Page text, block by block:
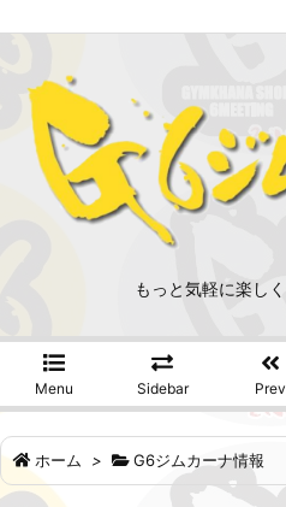
もっと気軽に楽し
Menu Sidebar Prev
ホーム > G6ジムカーナ情報